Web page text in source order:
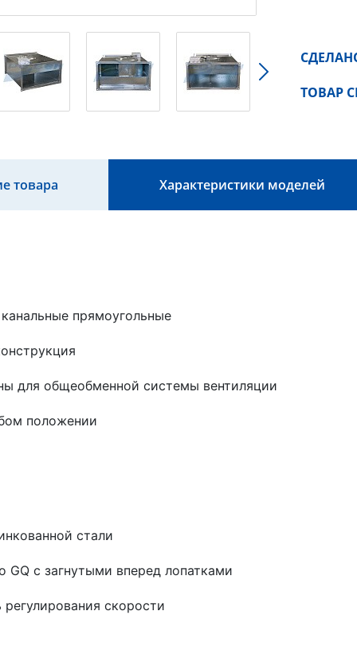
ТОВАР
товара Характеристики моделей
прямоугольные
для общеобменной системы вентиляции
положении
стали
GQ c загнутыми вперед лопатками
скорости